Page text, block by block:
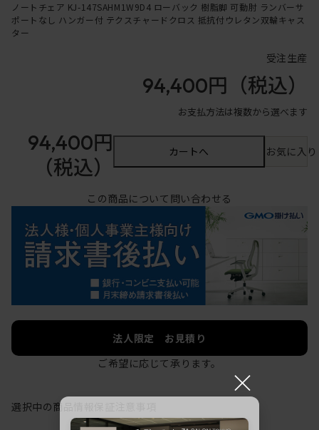
ノートチェア KJ-147SAHM1W9D4 ローバック 樹脂脚 可動肘 ランバーサ
ポートなし ハンガー付 テクスチャードクロス 抵抗付ウレタン双輪キャス
ター
受注生産
94,400円 （税込）
お支払方法は複数から選べます
94,400円
（税込）
カートへ お気に入
この商品について問い合わせる
法人限定 お見積り
ご希望に応じて承ります。
選択中の商品情報
×